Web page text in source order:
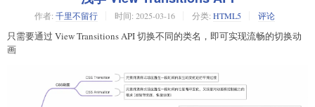
作者: 千里不留行 时间: 2025-03-16 分类: HTML5 评论
只需要通过 View Transitions API 切换不同的类名，即可实现流畅的切换动
画